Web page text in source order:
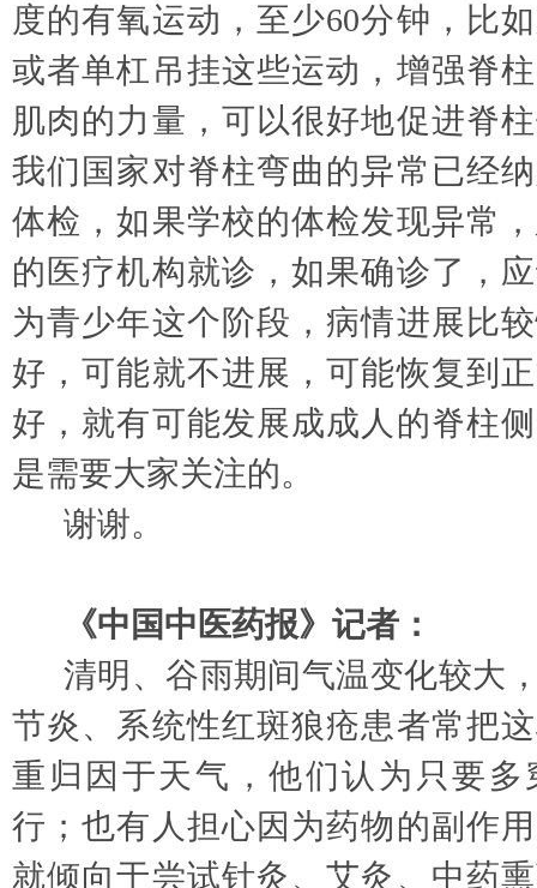
度的有氧运动，至少60分钟，比
或者单杠吊挂这些运动，增强脊
肌肉的力量，可以很好地促进脊
我们国家对脊柱弯曲的异常已经
体检，如果学校的体检发现异常
的医疗机构就诊，如果确诊了，
为青少年这个阶段，病情进展比
好，可能就不进展，可能恢复到
好，就有可能发展成成人的脊柱
是需要大家关注的。
谢谢。
《中国中医药报》记者：
清明、谷雨期间气温变化较大
节炎、系统性红斑狼疮患者常把
重归因于天气，他们认为只要多
行；也有人担心因为药物的副作
就倾向于尝试针灸、艾灸、中药